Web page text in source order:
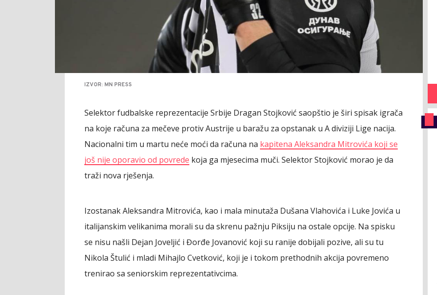
IZVOR: MN PRESS
Selektor fudbalske reprezentacije Srbije Dragan Stojković saopštio je širi spisak igrača
na koje računa za mečeve protiv Austrije u baražu za opstanak u A diviziji Lige nacija.
Nacionalni tim u martu neće moći da računa na kapitena Aleksandra Mitrovića koji se
još nije oporavio od povrede koja ga mjesecima muči. Selektor Stojković morao je da
traži nova rješenja.
Izostanak Aleksandra Mitrovića, kao i mala minutaža Dušana Vlahovića i Luke Jovića u
italijanskim velikanima morali su da skrenu pažnju Piksiju na ostale opcije. Na spisku
se nisu našli Dejan Joveljić i Đorđe Jovanović koji su ranije dobijali pozive, ali su tu
Nikola Štulić i mladi Mihajlo Cvetković, koji je i tokom prethodnih akcija povremeno
trenirao sa seniorskim reprezentativcima.